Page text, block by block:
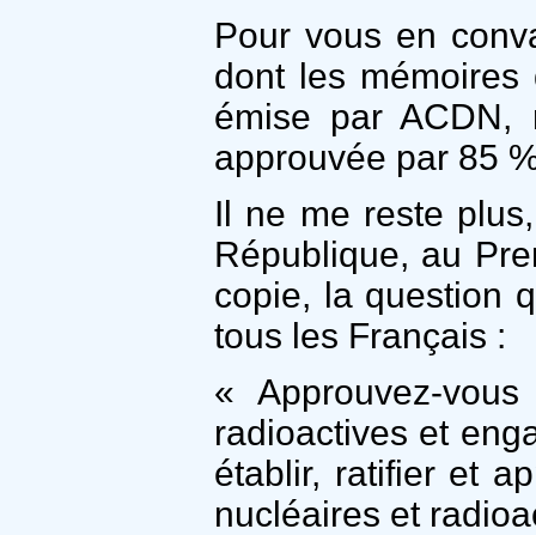
Pour vous en
dont les
émise par ACDN,
approuvée par 85
Il ne me reste
République, au
copie, la question
tous les Français :
« Approuvez-
radioactives et
établir, ratifier et
nucléaires et